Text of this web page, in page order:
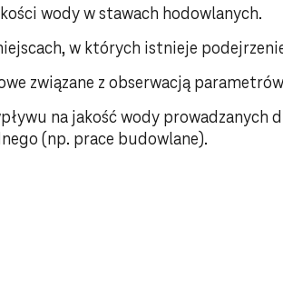
wody w stawach hodowlanych.
w których istnieje
związane z obserwacją
na jakość wody prowadzanych
(np. prace budowlane).